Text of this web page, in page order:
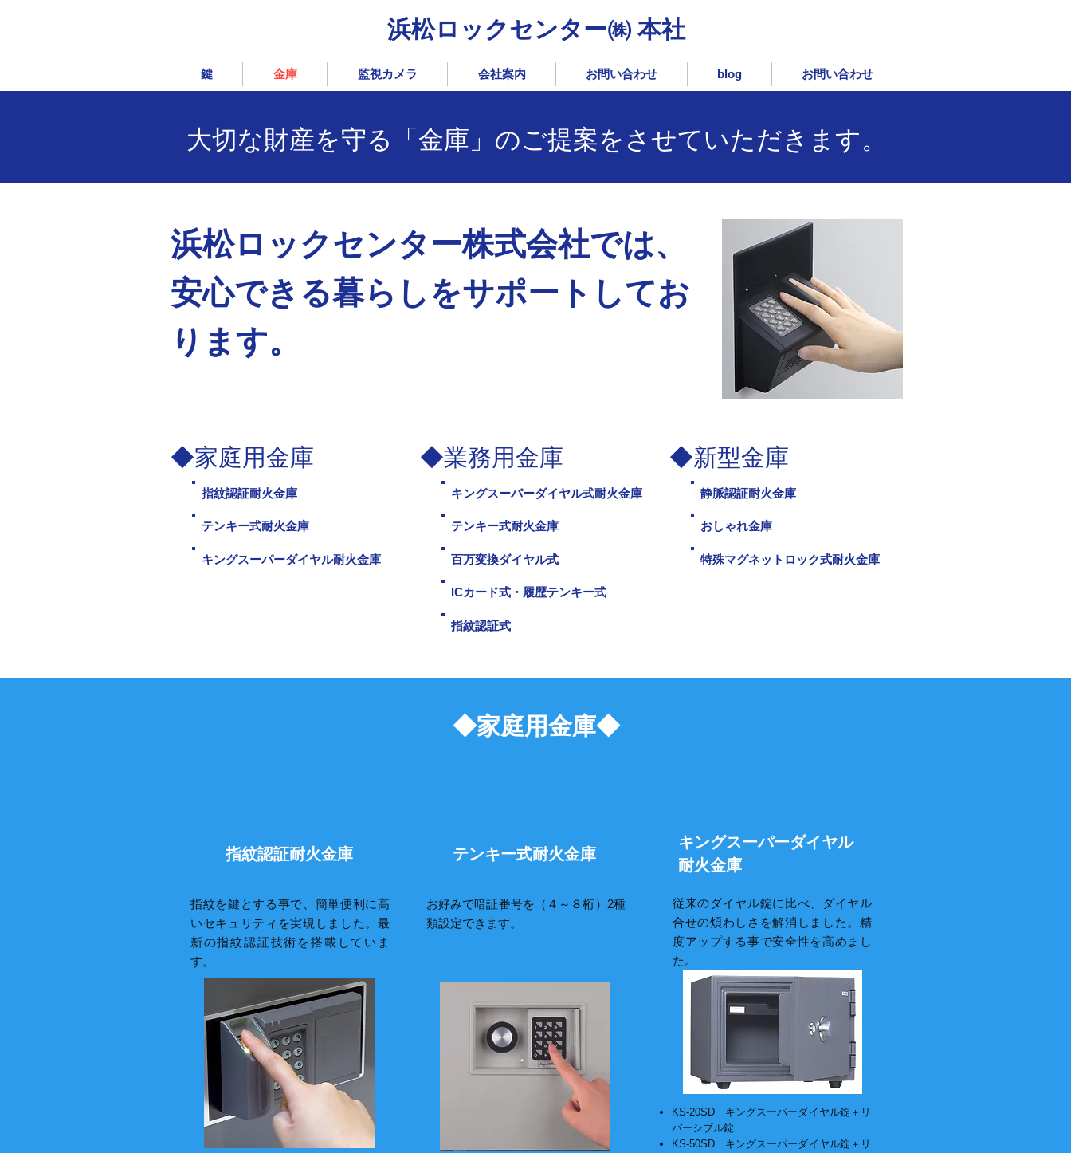
浜松ロックセンター㈱ 本社
鍵 金庫 監視カメラ 会社案内 お問い合わせ blog お問い合わせ
大切な財産を守る「金庫」のご提案をさせていただきます。
浜松ロックセンター株式会社では、
安心できる暮らしをサポートしてお
ります。
◆家庭用金庫
指紋認証耐火金庫
テンキー式耐火金庫
キングスーパーダイヤル耐火金庫
◆業務用金庫
キングスーパーダイヤル式耐火金庫
テンキー式耐火金庫
百万変換ダイヤル式
ICカード式・履歴テンキー式
指紋認証式
◆新型金庫
静脈認証耐火金庫
おしゃれ金庫
特殊マグネットロック式耐火金庫
◆家庭用金庫◆
指紋認証耐火金庫
指紋を鍵とする事で、簡単便利に高
いセキュリティを実現しました。最
新の指紋認証技術を搭載していま
す。
テンキー式耐火金庫
お好みで暗証番号を（４～８桁）2種
類設定できます。
キングスーパーダイヤル
耐火金庫
従来のダイヤル錠に比べ、ダイヤル
合せの煩わしさを解消しました。精
度アップする事で安全性を高めまし
た。
KS-20SD キングスーパーダイヤル錠＋リ
バーシブル錠
KS-50SD キングスーパーダイヤル錠＋リ